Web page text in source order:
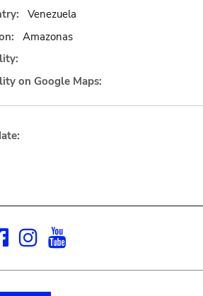
Venezuela
Amazonas
on Google Maps:
Facebook
Instagram